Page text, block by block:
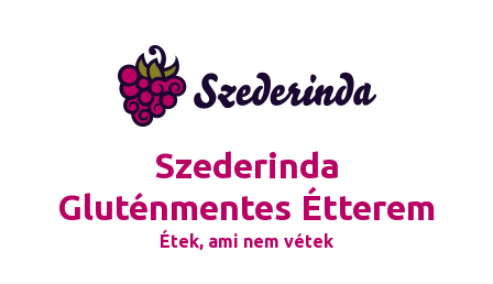
Szederinda
Gluténmentes Étterem
Étek, ami nem vétek